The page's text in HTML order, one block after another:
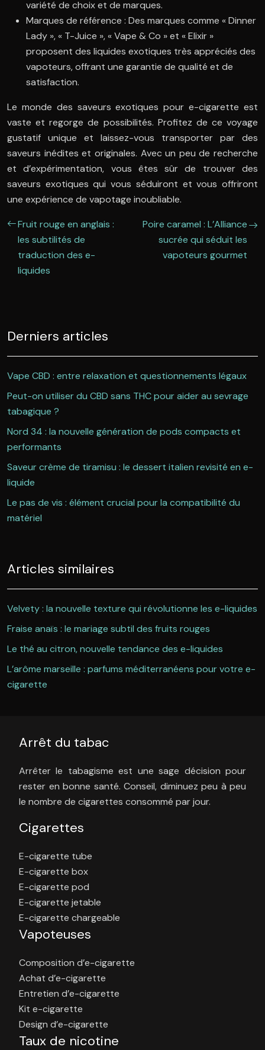
variété de choix et de marques.
Marques de référence : Des marques comme « Dinner
Lady », « T-Juice », « Vape & Co » et « Elixir »
proposent des liquides exotiques très appréciés des
vapoteurs, offrant une garantie de qualité et de
satisfaction.
Le monde des saveurs exotiques pour e-cigarette est
vaste et regorge de possibilités. Profitez de ce voyage
gustatif unique et laissez-vous transporter par des
saveurs inédites et originales. Avec un peu de recherche
et d’expérimentation, vous êtes sûr de trouver des
saveurs exotiques qui vous séduiront et vous offriront
une expérience de vapotage inoubliable.
Fruit rouge en anglais :
les subtilités de
traduction des e-
liquides
Poire caramel : L’Alliance
sucrée qui séduit les
vapoteurs gourmet
Derniers articles
Vape CBD : entre relaxation et questionnements légaux
Peut-on utiliser du CBD sans THC pour aider au sevrage
tabagique ?
Nord 34 : la nouvelle génération de pods compacts et
performants
Saveur crème de tiramisu : le dessert italien revisité en e-
liquide
Le pas de vis : élément crucial pour la compatibilité du
matériel
Articles similaires
Velvety : la nouvelle texture qui révolutionne les e-liquides
Fraise anaïs : le mariage subtil des fruits rouges
Le thé au citron, nouvelle tendance des e-liquides
L’arôme marseille : parfums méditerranéens pour votre e-
cigarette
Arrêt du tabac
Arrêter le tabagisme est une sage décision pour
rester en bonne santé. Conseil, diminuez peu à peu
le nombre de cigarettes consommé par jour.
Cigarettes
E-cigarette tube
E-cigarette box
E-cigarette pod
E-cigarette jetable
E-cigarette chargeable
Vapoteuses
Composition d’e-cigarette
Achat d’e-cigarette
Entretien d’e-cigarette
Kit e-cigarette
Design d’e-cigarette
Taux de nicotine